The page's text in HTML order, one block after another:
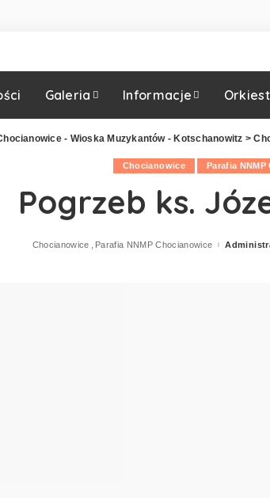
Galeria Informacje
- Wioska Muzykantów - Kotschanowitz >
Chocianowice Parafia
Pogrzeb ks.
Chocianowice Parafia NNMP ChocianowicePosted